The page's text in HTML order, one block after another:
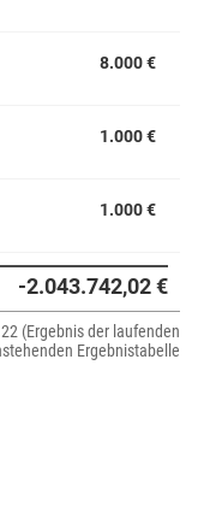
8.000 €
1.000 €
1.000 €
-2.043.742,02 €
(Ergebnis der laufenden
Ergebnistabelle